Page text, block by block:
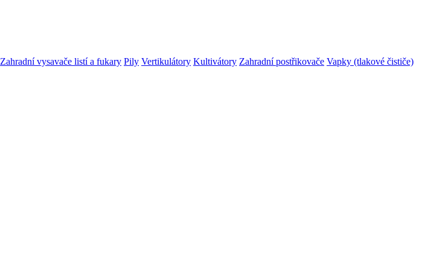
Zahradní vysavače listí a fukary Pily Vertikulátory Kultivátory Zahradní postřikovače Vapky (tlakové čističe)